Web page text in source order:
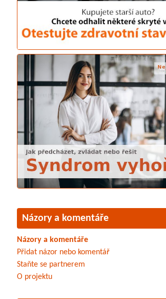
Názory a komentáře
Názory a komentáře
Přidat názor nebo komentář
Staňte se partnerem
O projektu